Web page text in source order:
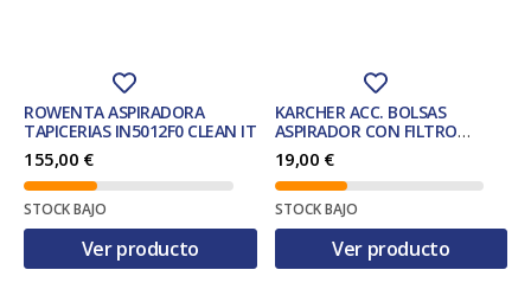
ROWENTA ASPIRADORA
TAPICERIAS IN5012F0 CLEAN IT
155,00 €
STOCK BAJO
Ver producto
KARCHER ACC. BOLSAS
ASPIRADOR CON FILTRO
WD2+WD3 REF. 28633140
19,00 €
STOCK BAJO
Ver producto